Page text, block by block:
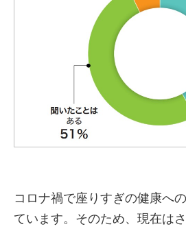
コロナ禍で座りすぎの健康へ
ています。そのため、現在は